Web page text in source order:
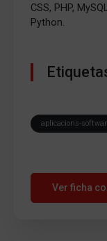
CSS, PHP,
Python.
aplicacions-
Ver ficha